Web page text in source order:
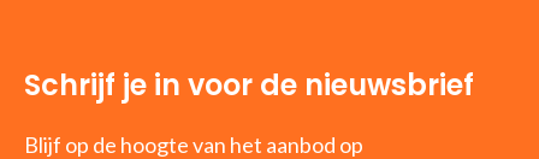
Schrijf je in voor de nieuwsbrief
Blijf op de hoogte van het aanbod op